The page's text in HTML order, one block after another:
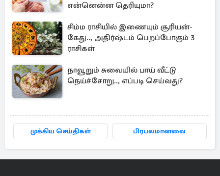
என்னென்ன தெரியுமா?
சிம்ம ராசியில் இணையும் சூரியன்-
கேது.., அதிர்ஷ்டம் பெறப்போகும் 3
ராசிகள்
நாவூறும் சுவையில் பாய் வீட்டு
நெய்ச்சோறு.., எப்படி செய்வது?
முக்கிய செய்திகள் பிரபலமானவை